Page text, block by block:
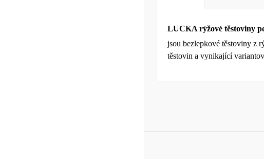
LUCKA rýžové těstoviny
jsou bezlepkové těstoviny z
těstovin a vynikající